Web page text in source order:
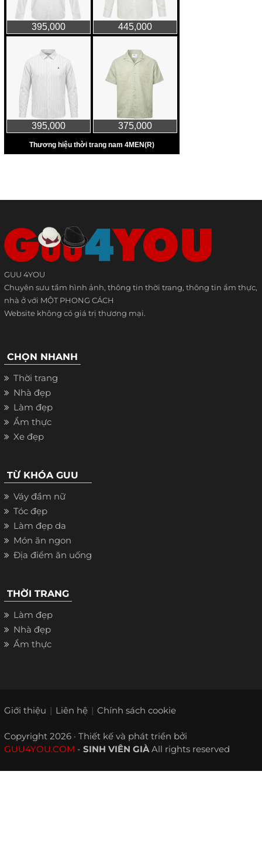
GUU 4YOU
Chuyên sưu tầm hình ảnh, thông tin thời trang, thông tin ẩm thực,
nhà ở với MỘT PHONG CÁCH
Website không có giá trị thương mại.
CHỌN NHANH
Thời trang
Nhà đẹp
Làm đẹp
Ẩm thực
Xe đẹp
TỪ KHÓA GUU
Váy đầm nữ
Tóc đẹp
Làm đẹp da
Món ăn ngon
Địa điểm ăn uống
THỜI TRANG
Làm đẹp
Nhà đẹp
Ẩm thực
Giới thiệu Liên hệ Chính sách cookie
Copyright 2026 · Thiết kế và phát triển bởi
GUU4YOU.COM - SINH VIÊN GIÀAll rights reserved